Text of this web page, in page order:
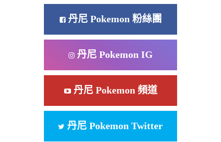
丹尼 Pokemon 粉絲團
丹尼 Pokemon IG
丹尼 Pokemon 頻道
丹尼 Pokemon Twitter